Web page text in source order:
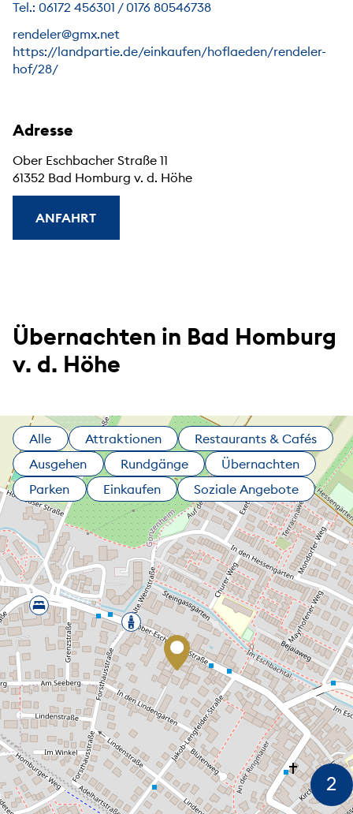
Tel.: 06172 456301 / 0176 80546738
rendeler@gmx.net
https://landpartie.de/einkaufen/hoflaeden/rendeler-
hof/28/
Adresse
Ober Eschbacher Straße 11
61352 Bad Homburg v. d. Höhe
ANFAHRT
Übernachten in Bad Homburg
v. d. Höhe
Alle Attraktionen
Restaurants & Cafés
Ausgehen
Rundgänge
Übernachten
Parken
Einkaufen Soziale Angebote